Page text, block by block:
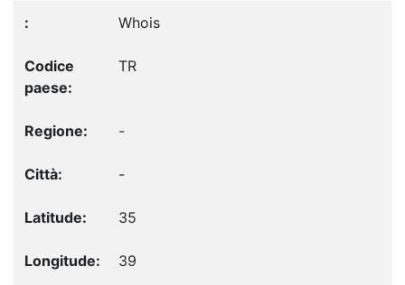
Whois
TR
-
-
35
39